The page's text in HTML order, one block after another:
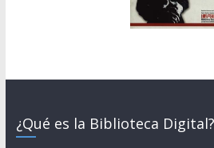
¿Qué es la Biblioteca Digital?